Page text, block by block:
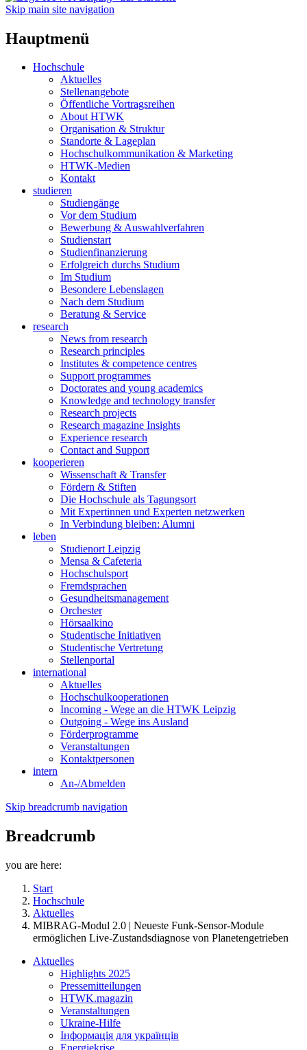
Skip main site navigation
Hauptmenü
Hochschule
Aktuelles
Stellenangebote
Öffentliche Vortragsreihen
About HTWK
Organisation & Struktur
Standorte & Lageplan
Hochschulkommunikation & Marketing
HTWK-Medien
Kontakt
studieren
Studiengänge
Vor dem Studium
Bewerbung & Auswahlverfahren
Studienstart
Studienfinanzierung
Erfolgreich durchs Studium
Im Studium
Besondere Lebenslagen
Nach dem Studium
Beratung & Service
research
News from research
Research principles
Institutes & competence centres
Support programmes
Doctorates and young academics
Knowledge and technology transfer
Research projects
Research magazine Insights
Experience research
Contact and Support
kooperieren
Wissenschaft & Transfer
Fördern & Stiften
Die Hochschule als Tagungsort
Mit Expertinnen und Experten netzwerken
In Verbindung bleiben: Alumni
leben
Studienort Leipzig
Mensa & Cafeteria
Hochschulsport
Fremdsprachen
Gesundheitsmanagement
Orchester
Hörsaalkino
Studentische Initiativen
Studentische Vertretung
Stellenportal
international
Aktuelles
Hochschulkooperationen
Incoming - Wege an die HTWK Leipzig
Outgoing - Wege ins Ausland
Förderprogramme
Veranstaltungen
Kontaktpersonen
intern
An-/Abmelden
Skip breadcrumb navigation
Breadcrumb
you are here:
Start
Hochschule
Aktuelles
MIBRAG-Modul 2.0 | Neueste Funk-Sensor-Module
ermöglichen Live-Zustandsdiagnose von Planetengetrieben
Aktuelles
Highlights 2025
Pressemitteilungen
HTWK.magazin
Veranstaltungen
Ukraine-Hilfe
Інформація для українців